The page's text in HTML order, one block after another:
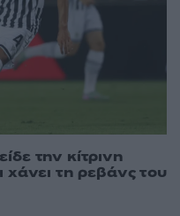
την κίτρινη
χάνει τη ρεβάνς του